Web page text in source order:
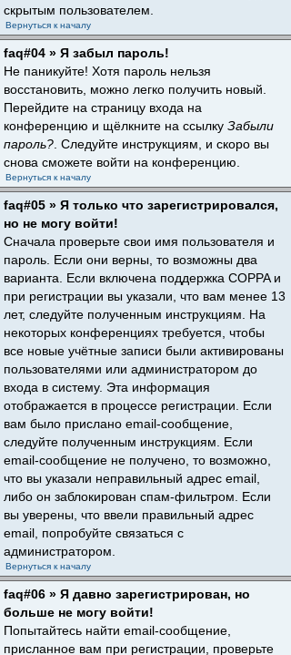
скрытым пользователем.
Вернуться к началу
faq#04 » Я забыл пароль!
Не паникуйте! Хотя пароль нельзя
восстановить, можно легко получить новый.
Перейдите на страницу входа на
конференцию и щёлкните на ссылку Забыли
пароль? . Следуйте инструкциям, и скоро вы
снова сможете войти на конференцию.
Вернуться к началу
faq#05 » Я только что зарегистрировался,
но не могу войти!
Сначала проверьте свои имя пользователя и
пароль. Если они верны, то возможны два
варианта. Если включена поддержка COPPA и
при регистрации вы указали, что вам менее 13
лет, следуйте полученным инструкциям. На
некоторых конференциях требуется, чтобы
все новые учётные записи были активированы
пользователями или администратором до
входа в систему. Эта информация
отображается в процессе регистрации. Если
вам было прислано email-сообщение,
следуйте полученным инструкциям. Если
email-сообщение не получено, то возможно,
что вы указали неправильный адрес email,
либо он заблокирован спам-фильтром. Если
вы уверены, что ввели правильный адрес
email, попробуйте связаться с
администратором.
Вернуться к началу
faq#06 » Я давно зарегистрирован, но
больше не могу войти!
Попытайтесь найти email-сообщение,
присланное вам при регистрации, проверьте